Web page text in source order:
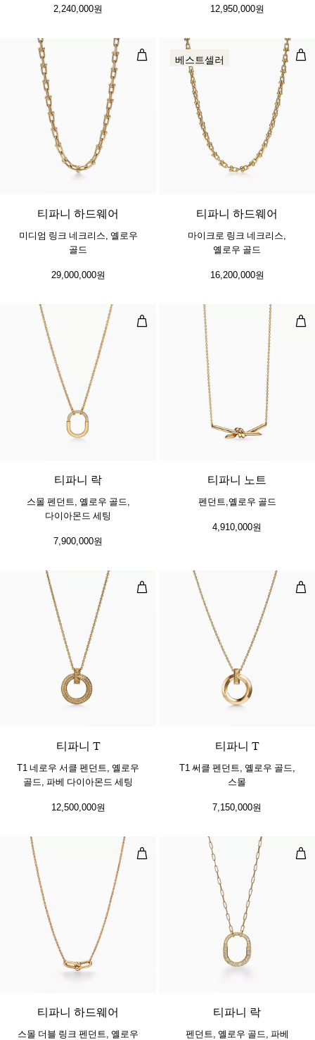
2,240,000원
12,950,000원
미디엄 링크 네크리스, 옐로우 골드
2 소재
티파니 하드웨어
미디엄 링크 네크리스, 옐로우
골드
29,000,000원
마
베스트셀러
티파니 하드웨어
마이크로 링크 네크리스,
옐로우 골드
16,200,000원
스몰 펜던트, 옐로우 골드, 다이아몬
3 소재
티파니 락
스몰 펜던트, 옐로우 골드,
다이아몬드 세팅
7,900,000원
펜
티파니 노트
펜던트,옐로우 골드
4,910,000원
T1 네로우 서클 펜던트, 옐로우 골
3 소재
티파니 T
T1 네로우 서클 펜던트, 옐로우
골드, 파베 다이아몬드 세팅
12,500,000원
T1
티파니 T
T1 써클 펜던트, 옐로우 골드,
스몰
7,150,000원
스몰 더블 링크 펜던트, 옐로우 골드
2 소재
티파니 하드웨어
스몰 더블 링크 펜던트, 옐로우
펜
티파니 락
펜던트, 옐로우 골드, 파베